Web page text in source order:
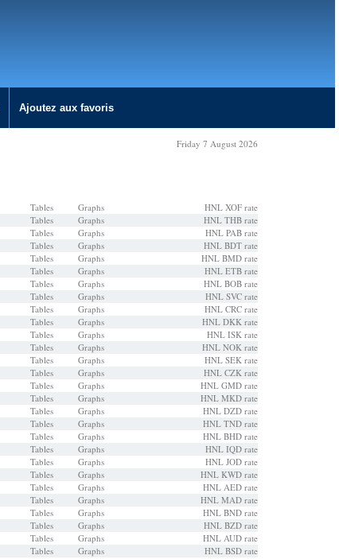
Ajoutez aux favoris
Friday 7 August 2026
Tables Graphs
HNL XOF rate
Tables Graphs
HNL THB rate
Tables Graphs
HNL PAB rate
Tables Graphs
HNL BDT rate
Tables Graphs
HNL BMD rate
Tables Graphs
HNL ETB rate
Tables Graphs
HNL BOB rate
Tables Graphs
HNL SVC rate
Tables Graphs
HNL CRC rate
Tables Graphs
HNL DKK rate
Tables Graphs
HNL ISK rate
Tables Graphs
HNL NOK rate
Tables Graphs
HNL SEK rate
Tables Graphs
HNL CZK rate
Tables Graphs
HNL GMD rate
Tables Graphs
HNL MKD rate
Tables Graphs
HNL DZD rate
Tables Graphs
HNL TND rate
Tables Graphs
HNL BHD rate
Tables Graphs
HNL IQD rate
Tables Graphs
HNL JOD rate
Tables Graphs
HNL KWD rate
Tables Graphs
HNL AED rate
Tables Graphs
HNL MAD rate
Tables Graphs
HNL BND rate
Tables Graphs
HNL BZD rate
Tables Graphs
HNL AUD rate
Tables Graphs
HNL BSD rate